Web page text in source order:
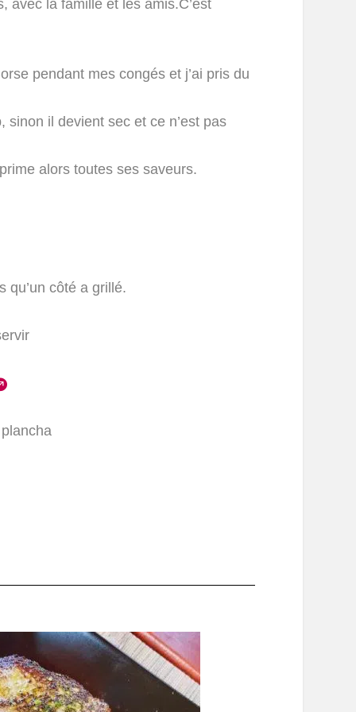
avec la famille et les amis.C’est
pendant mes congés et j’ai pris du
sinon il devient sec et ce n’est pas
alors toutes ses saveurs.
qu’un côté a grillé.